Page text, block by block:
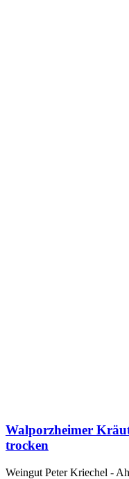
Walporzheimer
trocken
Weingut Peter Kriechel -